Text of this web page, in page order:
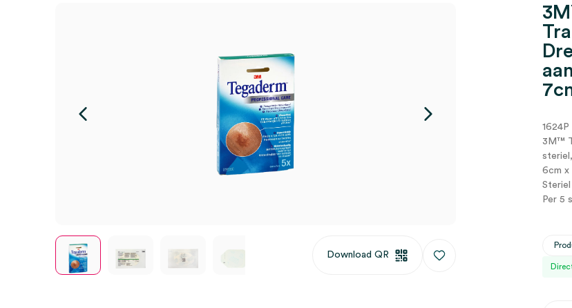
Download QR
1624P
3M™
6cm x
Steriel
Per 5